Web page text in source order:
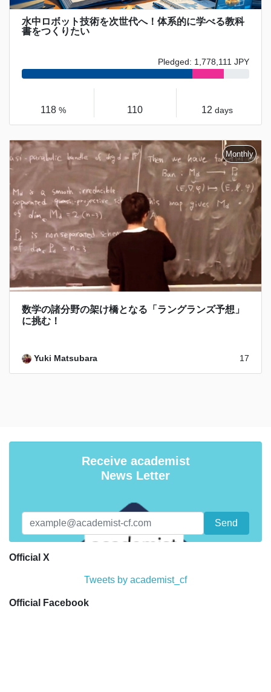
水中ロボット技術を次世代へ！体系的に学べる教科
書をつくりたい
Pledged: 1,778,111 JPY
118% 110 12 days
数学の諸分野の架け橋となる「ラングランズ予想」
に挑む！
Yuki Matsubara 17
Receive academist
News Letter
Official X
Tweets by academist_cf
Official Facebook